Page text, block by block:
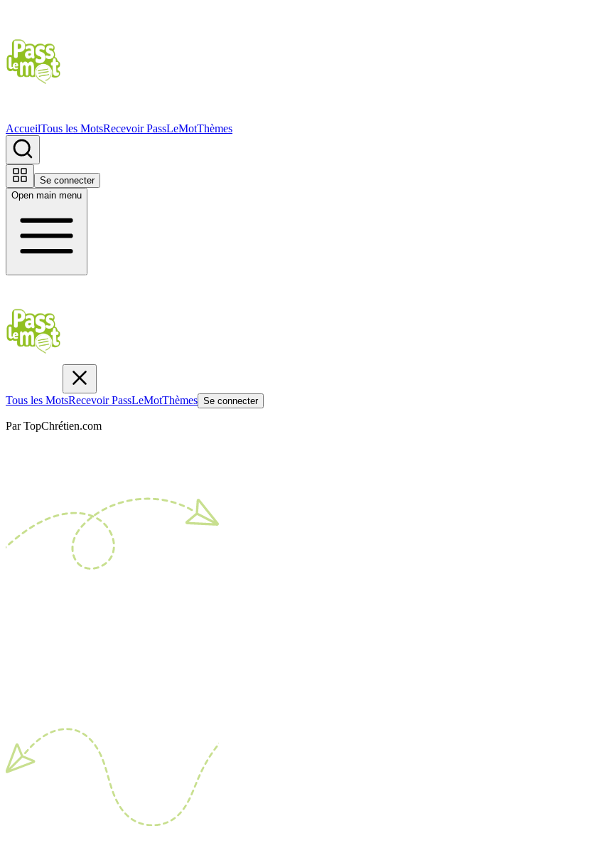
AccueilTous les MotsRecevoir PassLeMotThèmes
Se connecter
Open main menu
Tous les MotsRecevoir PassLeMotThèmes Se connecter
Par TopChrétien.com